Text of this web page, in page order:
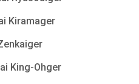
Kiramager
King-Ohger